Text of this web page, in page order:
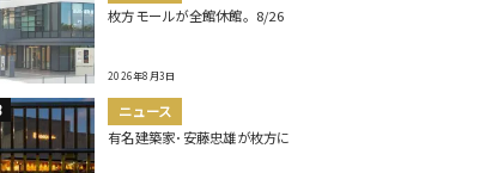
枚方モールが全館休館。8/26
2026年8月3日
ニュース
有名建築家･安藤忠雄が枚方に